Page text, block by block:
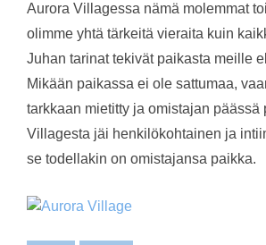
Aurora Villagessa nämä molemmat
olimme yhtä tärkeitä vieraita kuin
Juhan tarinat tekivät paikasta meille
Mikään paikassa ei ole sattumaa,
tarkkaan mietitty ja omistajan päässä
Villagesta jäi henkilökohtainen ja
se todellakin on omistajansa paikka.